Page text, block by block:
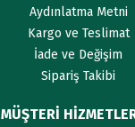
Aydınlatma Metni
Kargo ve Teslimat
İade ve Değişim
Sipariş Takibi
MÜŞTERİ